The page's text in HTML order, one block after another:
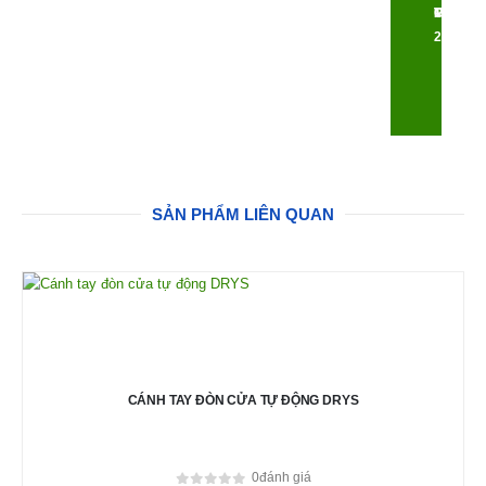
TẾ
MÃ
CAO
PHÍ
24/7
SẢN PHẨM LIÊN QUAN
CÁNH TAY ĐÒN CỬA TỰ ĐỘNG DRYS
0đánh giá